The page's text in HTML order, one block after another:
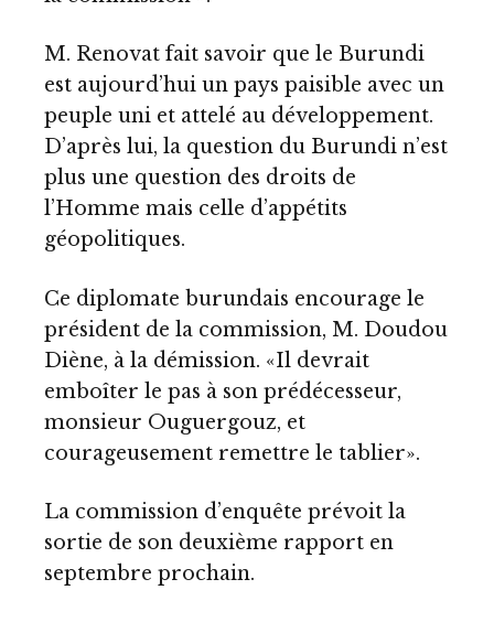
M. Renovat fait savoir que le Burundi
est aujourd’hui un pays paisible avec un
peuple uni et attelé au développement.
D’après lui, la question du Burundi n’est
plus une question des droits de
l’Homme mais celle d’appétits
géopolitiques.
Ce diplomate burundais encourage le
président de la commission, M. Doudou
Diène, à la démission. «Il devrait
emboîter le pas à son prédécesseur,
monsieur Ouguergouz, et
courageusement remettre le tablier».
La commission d’enquête prévoit la
sortie de son deuxième rapport en
septembre prochain.